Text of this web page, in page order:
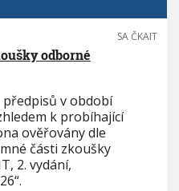
SA ČKAIT
odborné
v období
k probíhající
ověřovány dle
části zkoušky
2. vydání,